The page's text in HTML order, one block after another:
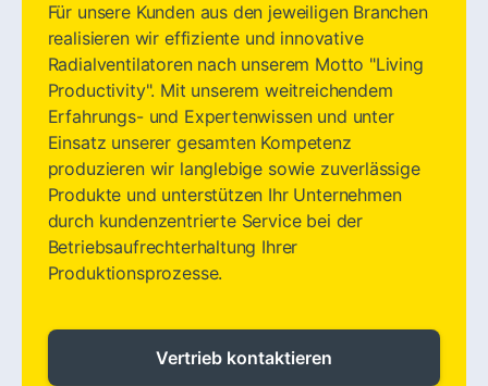
Für unsere Kunden aus den jeweiligen Branchen
realisieren wir effiziente und innovative
Radialventilatoren nach unserem Motto "Living
Productivity". Mit unserem weitreichendem
Erfahrungs- und Expertenwissen und unter
Einsatz unserer gesamten Kompetenz
produzieren wir langlebige sowie zuverlässige
Produkte und unterstützen Ihr Unternehmen
durch kundenzentrierte Service bei der
Betriebsaufrechterhaltung Ihrer
Produktionsprozesse.
Vertrieb kontaktieren